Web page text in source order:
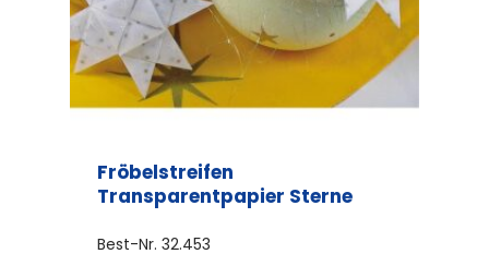
Fröbelstreifen
Transparentpapier Sterne
Best-Nr. 32.453